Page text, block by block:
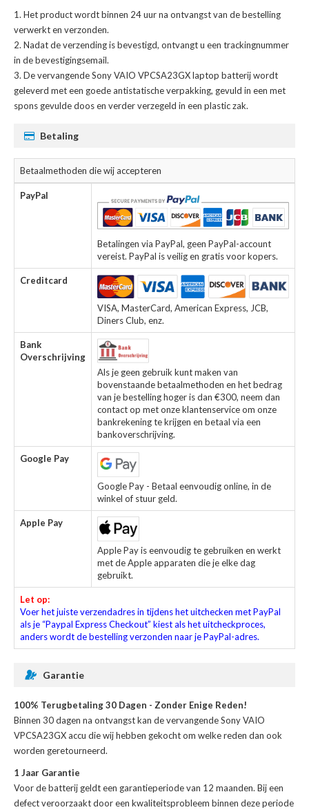
Het product wordt binnen 24 uur na ontvangst van de bestelling
verwerkt en verzonden.
Nadat de verzending is bevestigd, ontvangt u een trackingnummer
in de bevestigingsemail.
Devervangende Sony VAIO VPCSA23GX laptop batterijwordt
geleverd met een goede antistatische verpakking, gevuld in een met
spons gevulde doos en verder verzegeld in een plastic zak.
Betaling
Betaalmethoden die wij accepteren
PayPal
Betalingen via PayPal, geen PayPal-account
vereist. PayPal is veilig en gratis voor kopers.
Creditcard
VISA, MasterCard, American Express, JCB,
Diners Club, enz.
Bank
Overschrijving
Als je geen gebruik kunt maken van
bovenstaande betaalmethoden en het bedrag
van je bestelling hoger is dan €300, neem dan
contact op met onze klantenservice om onze
bankrekening te krijgen en betaal via een
bankoverschrijving.
Google Pay
Google Pay - Betaal eenvoudig online, in de
winkel of stuur geld.
Apple Pay
Apple Pay is eenvoudig te gebruiken en werkt
met de Apple apparaten die je elke dag
gebruikt.
Let op:
Voer het juiste verzendadres in tijdens het uitchecken met PayPal
als je “Paypal Express Checkout” kiest als het uitcheckproces,
anders wordt de bestelling verzonden naar je PayPal-adres.
Garantie
100% Terugbetaling 30 Dagen - Zonder Enige Reden!
Binnen 30 dagen na ontvangst kan devervangende Sony VAIO
VPCSA23GX accu die wij hebben gekocht om welke reden dan ook
worden geretourneerd.
1 Jaar Garantie
Voor debatterij geldt een garantieperiode van 12 maanden. Bij een
defect veroorzaakt door een kwaliteitsprobleem binnen deze periode